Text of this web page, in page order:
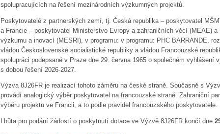
spolupracujících na řešení mezinárodních výzkumných projektů.
Poskytovatelé z partnerských zemí, tj. Česká republika – poskytovatel
a Francie – poskytovatel Ministerstvo Evropy a zahraničních věcí (MEAE)
výzkumu a inovací (MESRI), v programu: v programu: PHC BARRANDE,
vládou Československé socialistické republiky a vládou Francouzské
spolupráci podepsané v Praze dne 29. června 1965 o společném vyhlášení
s dobou řešení 2026-2027.
Výzva 8J26FR je realizací tohoto záměru na české straně. Současně s
provádí analogický výběr poskytovatel na francouzské straně. Zahraniční
výběru projektu ve Francii, a to podle pravidel francouzského poskytovatele.
Lhůta pro podání žádostí o poskytnutí dotace ve Výzvě 8J26FR končí dne